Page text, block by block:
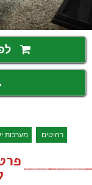
רהיטים מערכות